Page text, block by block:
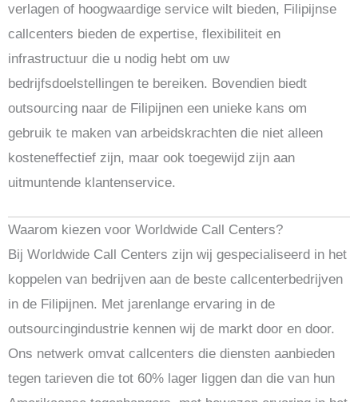
verlagen of hoogwaardige service wilt bieden, Filipijnse
callcenters bieden de expertise, flexibiliteit en
infrastructuur die u nodig hebt om uw
bedrijfsdoelstellingen te bereiken. Bovendien biedt
outsourcing naar de Filipijnen een unieke kans om
gebruik te maken van arbeidskrachten die niet alleen
kosteneffectief zijn, maar ook toegewijd zijn aan
uitmuntende klantenservice.
Waarom kiezen voor Worldwide Call Centers?
Bij Worldwide Call Centers zijn wij gespecialiseerd in het
koppelen van bedrijven aan de beste callcenterbedrijven
in de Filipijnen. Met jarenlange ervaring in de
outsourcingindustrie kennen wij de markt door en door.
Ons netwerk omvat callcenters die diensten aanbieden
tegen tarieven die tot 60% lager liggen dan die van hun